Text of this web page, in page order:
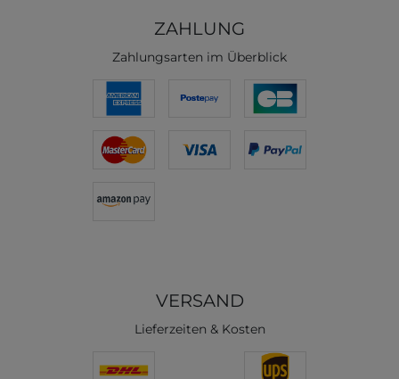
ZAHLUNG
Zahlungsarten im Überblick
VERSAND
Lieferzeiten & Kosten